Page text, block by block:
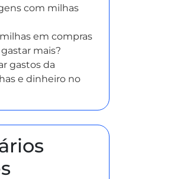
com milhas
em compras
mais?
gastos da
e dinheiro no